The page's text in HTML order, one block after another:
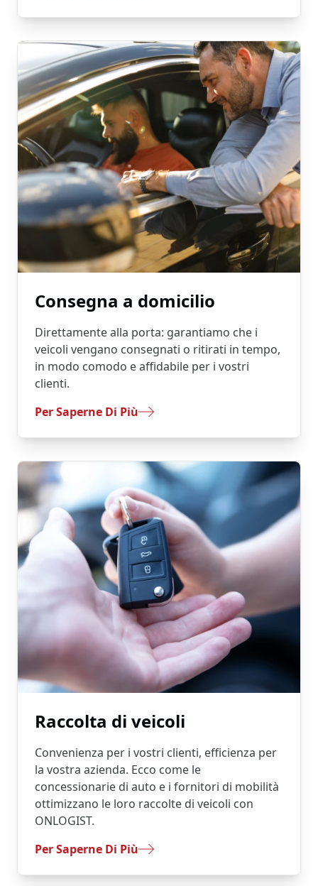
Consegna a domicilio
Direttamente alla porta: garantiamo che i
veicoli vengano consegnati o ritirati in tempo,
in modo comodo e affidabile per i vostri
clienti.
Per Saperne Di Più
- Consegna A Domicilio
Raccolta di veicoli
Convenienza per i vostri clienti, efficienza per
la vostra azienda. Ecco come le
concessionarie di auto e i fornitori di mobilità
ottimizzano le loro raccolte di veicoli con
ONLOGIST.
Per Saperne Di Più
- Raccolta Di Veicoli